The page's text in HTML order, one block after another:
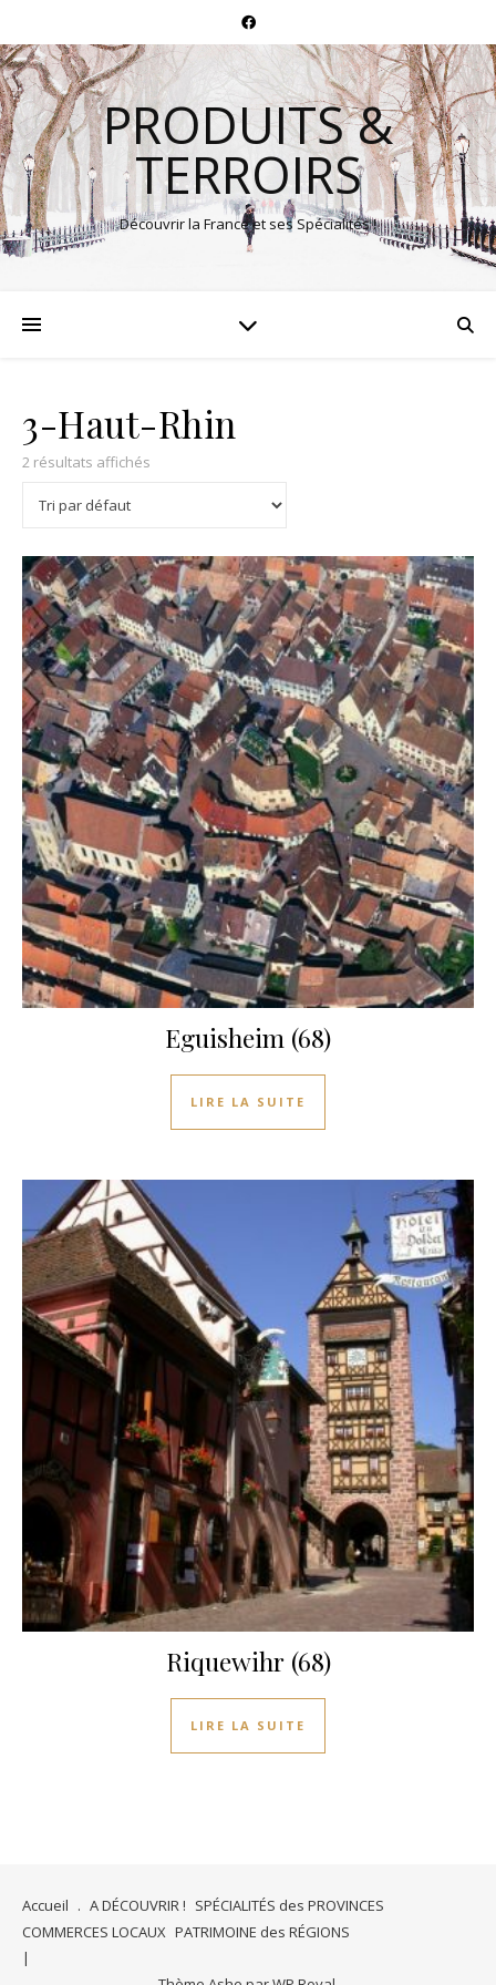
PRODUITS &
TERROIRS
Découvrir la France et ses Spécialités !
3-Haut-Rhin
2 résultats affichés
Eguisheim (68)
LIRE LA SUITE
Riquewihr (68)
LIRE LA SUITE
Accueil . A DÉCOUVRIR ! SPÉCIALITÉS des PROVINCES
COMMERCES LOCAUX PATRIMOINE des RÉGIONS